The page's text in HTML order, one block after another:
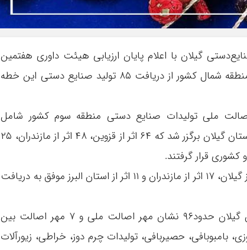
گیلان با اعلام پایان ارزیابی هیئت داوری هفتمین
دوره مهر اصالت ملی صنایع‌دستی و هنرهای سنتی منطقه شمال کشور از دریافت ۸۵ تولید صنایع دستی این خطه
ملی تولیدات صنایع دستی منطقه سوم کشور شامل
استان‌های گیلان، قزوین، البرز و مازندران به میزبانی استان گیلان برگزر شد که ۶۴ اثر از قزوین، ۴۸ اثر از مازندران، ۲۵
وی ادامه داد: در نهایت ۳۰ اثر از استان قزوین،۲۷ اثر از گیلان، ۱۷ اثر از مازندران و ۱۱ اثر از استان البرز موفق به دریافت
جهانی با بیان اینکه در زمان حاضر، هنرمندان استان گیلان حدود۹۶ نشان مهر اصالت ملی و ۷ مهر اصالت بین
بامبوبافی، حصیربافی، تولیدات چرم دوز، خراطی، زیورآلات